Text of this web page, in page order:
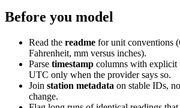
Before you model
Read the readme for unit conventions
Fahrenheit, mm versus inches).
Parse timestamp columns with explicit
UTC only when the provider says so.
Join station metadata on stable IDs,
change.